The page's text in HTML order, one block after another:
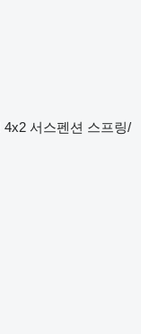
4x2 서스펜션 스프링/